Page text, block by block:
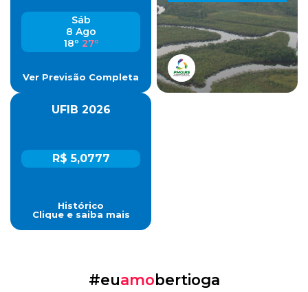
Sáb
8 Ago
18º 27º
Ver Previsão Completa
UFIB 2026
R$ 5,0777
Histórico
Clique e saiba mais
#euamobertioga